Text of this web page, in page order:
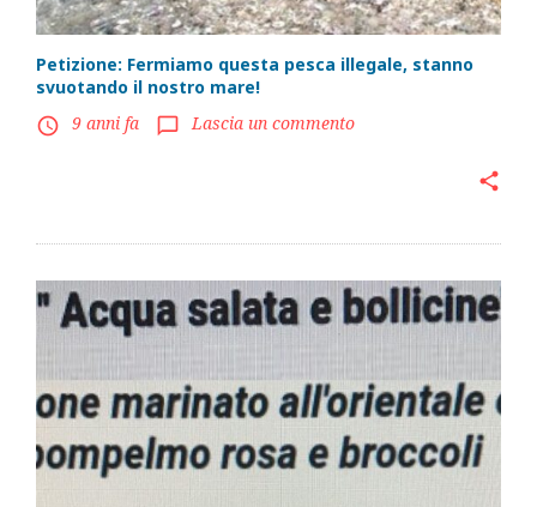
Petizione: Fermiamo questa pesca illegale, stanno
svuotando il nostro mare!
access_time 9 anni fa chat_bubble_outline Lascia un commento
share